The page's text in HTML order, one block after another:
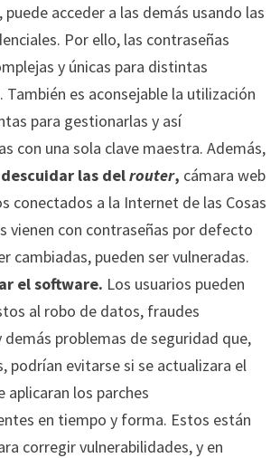
acceder a las demás usando las
Por ello, las contraseñas
y únicas para distintas
es aconsejable la utilización
para gestionarlas y así
con una sola clave maestra. Además,
descuidar las delrouter, cámara web
conectados a la Internet de las Cosas
vienen con contraseñas por defecto
cambiadas, pueden ser vulneradas.
el software. Los usuarios pueden
al robo de datos, fraudes
demás problemas de seguridad que,
podrían evitarse si se actualizara el
aplicaran los parches
en tiempo y forma. Estos están
corregir vulnerabilidades, y en